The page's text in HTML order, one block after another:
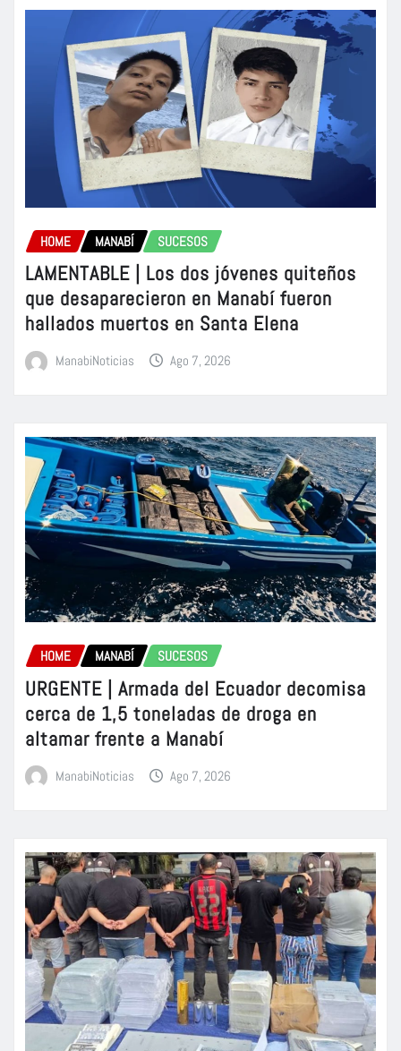
HOME MANABÍ SUCESOS
LAMENTABLE | Los dos jóvenes quiteños
que desaparecieron en Manabí fueron
hallados muertos en Santa Elena
ManabiNoticias Ago 7, 2026
HOME MANABÍ SUCESOS
URGENTE | Armada del Ecuador decomisa
cerca de 1,5 toneladas de droga en
altamar frente a Manabí
ManabiNoticias Ago 7, 2026